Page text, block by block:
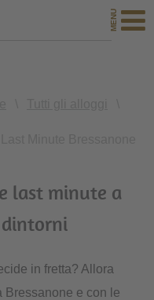
last minute a
dintorni
in fretta? Allora
Bressanone e con le